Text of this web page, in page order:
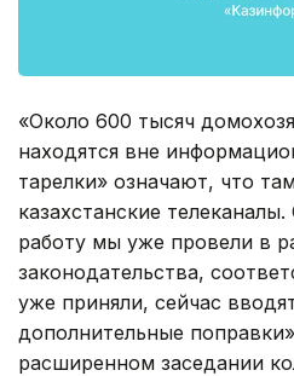
«Около 600 тысяч
находятся вне
тарелки» означают, что
казахстанские
работу мы уже провели в
законодательства,
уже приняли, сейчас
дополнительные
расширенном заседании